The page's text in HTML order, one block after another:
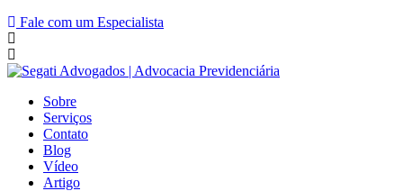
Fale com um Especialista
Sobre
Serviços
Contato
Blog
Vídeo
Artigo